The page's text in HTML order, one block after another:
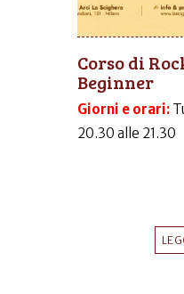
Corso di
Beginner
Giorni e orari:
20.30 alle 21.30